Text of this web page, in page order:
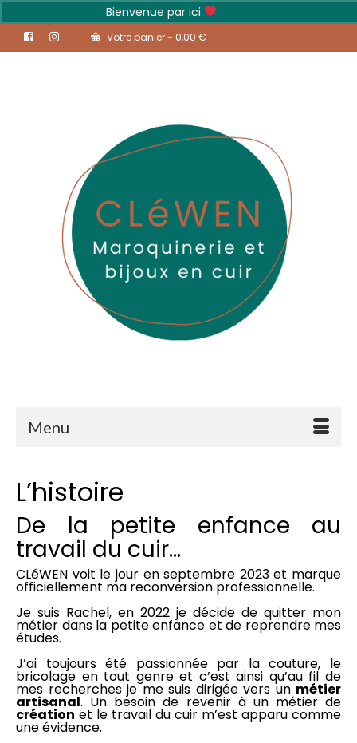
Votre panier- 0,00 €
Menu
L’histoire
De la petite enfance au
travail du cuir…
CLéWEN voit le jour en septembre 2023 et marque
officiellement ma reconversion professionnelle.
Je suis Rachel, en 2022 je décide de quitter mon
métier dans la petite enfance et de reprendre mes
études.
J’ai toujours été passionnée par la couture, le
bricolage en tout genre et c’est ainsi qu’au fil de
mes recherches je me suis dirigée vers un métier
artisanal. Un besoin de revenir à un métier de
création et le travail du cuir m’est apparu comme
une évidence.
Bienvenue par ici